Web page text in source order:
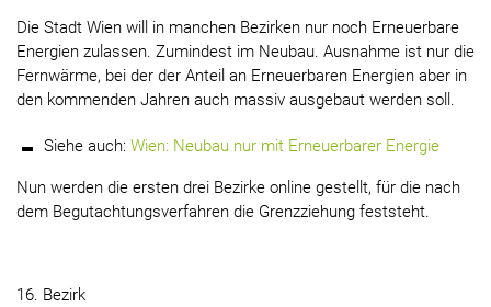
Die Stadt Wien will in manchen Bezirken nur noch Erneuerbare
Energien zulassen. Zumindest im Neubau. Ausnahme ist nur die
Fernwärme, bei der der Anteil an Erneuerbaren Energien aber in
den kommenden Jahren auch massiv ausgebaut werden soll.
Siehe auch: Wien: Neubau nur mit Erneuerbarer Energie
Nun werden die ersten drei Bezirke online gestellt, für die nach
dem Begutachtungsverfahren die Grenzziehung feststeht.
16. Bezirk